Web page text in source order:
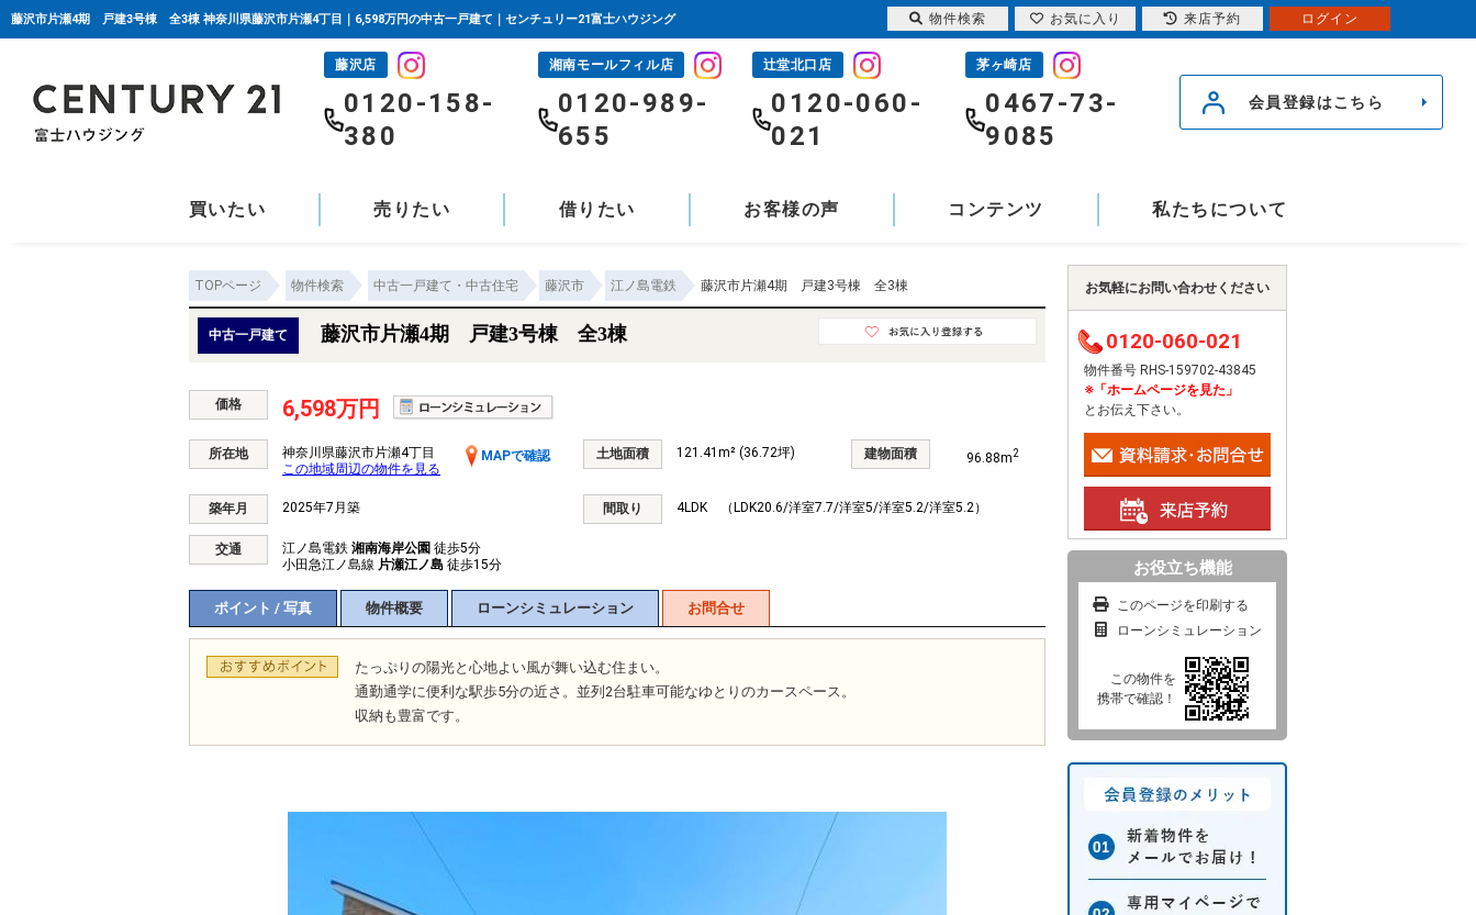
藤沢市片瀬4期 戸建3号棟 全3棟 神奈川県藤沢市片瀬4丁目｜6,598万円の中古一戸建て｜センチュリー21富士ハウジング
藤沢店
0120-158-
380
湘南モールフィル店
0120-989-
655
辻堂北口店
0120-060-
021
茅ヶ崎店
0467-73-
9085
会員登録はこちら
買いたい 売りたい 借りたい お客様の声 コンテンツ 私たちについて
TOPページ 物件検索 中古一戸建て・中古住宅 藤沢市 江ノ島電鉄 藤沢市片瀬4期 戸建3号棟 全3棟
中古一戸建て 藤沢市片瀬4期 戸建3号棟 全3棟
価格 6,598万円
所在地 神奈川県藤沢市片瀬4丁目
MAPで確認
この地域周辺の物件を見る
土地面積 121.41m² (36.72坪) 建物面積 96.88m2
築年月 2025年7月築 間取り 4LDK （LDK20.6/洋室7.7/洋室5/洋室5.2/洋室5.2）
交通 江ノ島電鉄 湘南海岸公園 徒歩5分
小田急江ノ島線 片瀬江ノ島 徒歩15分
ポイント / 写真 物件概要 ローンシミュレーション お問合せ
たっぷりの陽光と心地よい風が舞い込む住まい。
通勤通学に便利な駅歩5分の近さ。並列2台駐車可能なゆとりのカースペース。
収納も豊富です。
お気軽にお問い合わせください
0120-060-021
物件番号 RHS-159702-43845
※「ホームページを見た」
とお伝え下さい。
お役立ち機能
このページを印刷する
ローンシミュレーション
この物件を
携帯で確認！
物件検索 お気に入り 来店予約 ログイン